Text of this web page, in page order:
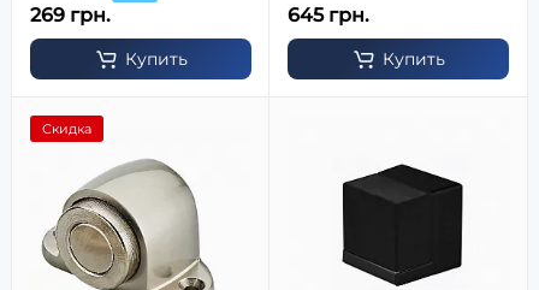
269 грн.
Купить
645 грн.
Купить
Скидка